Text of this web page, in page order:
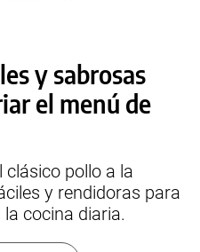
y sabrosas
el menú de
clásico pollo a la
y rendidoras para
cocina diaria.